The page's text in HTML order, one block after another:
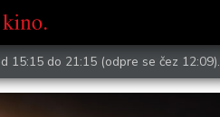
15:15 do 21:15 (odpre se čez 12:09).